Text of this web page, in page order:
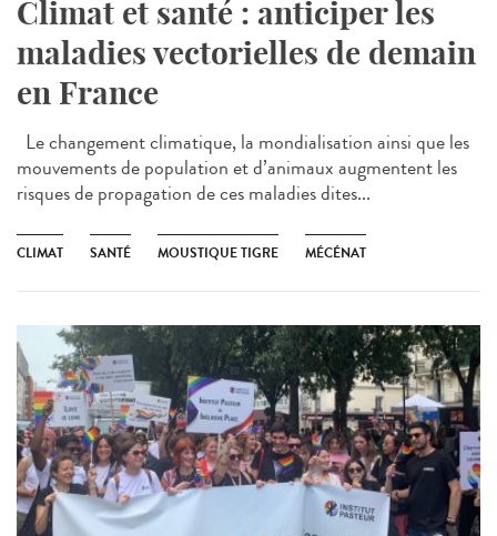
Climat et santé : anticiper les
maladies vectorielles de demain
en France
Le changement climatique, la mondialisation ainsi que les
mouvements de population et d’animaux augmentent les
risques de propagation de ces maladies dites...
CLIMAT SANTÉ MOUSTIQUE TIGRE MÉCÉNAT